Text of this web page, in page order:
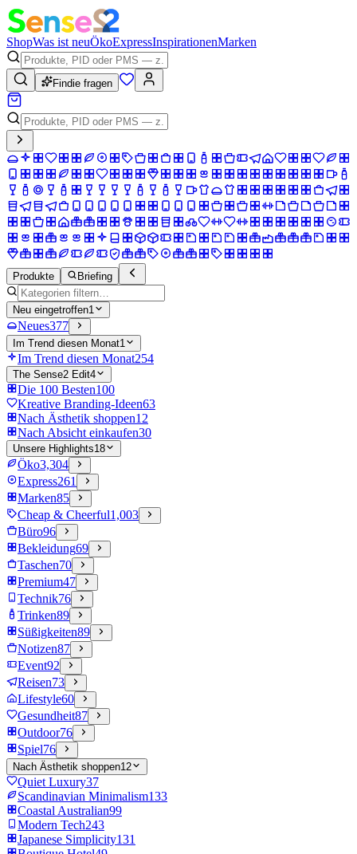
ShopWas ist neuÖkoExpressInspirationenMarken
Findie fragen
Produkte Briefing
Neu eingetroffen1
Neues377
Im Trend diesen Monat1
Im Trend diesen Monat254
The Sense2 Edit4
Die 100 Besten100
Kreative Branding-Ideen63
Nach Ästhetik shoppen12
Nach Absicht einkaufen30
Unsere Highlights18
Öko3,304
Express261
Marken85
Cheap & Cheerful1,003
Büro96
Bekleidung69
Taschen70
Premium47
Technik76
Trinken89
Süßigkeiten89
Notizen87
Event92
Reisen73
Lifestyle60
Gesundheit87
Outdoor76
Spiel76
Nach Ästhetik shoppen12
Quiet Luxury37
Scandinavian Minimalism133
Coastal Australian99
Modern Tech243
Japanese Simplicity131